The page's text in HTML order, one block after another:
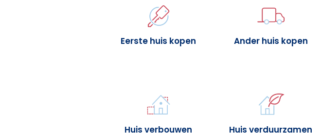
Eerste huis kopen Ander huis kopen
Huis verbouwen Huis verduurzamen